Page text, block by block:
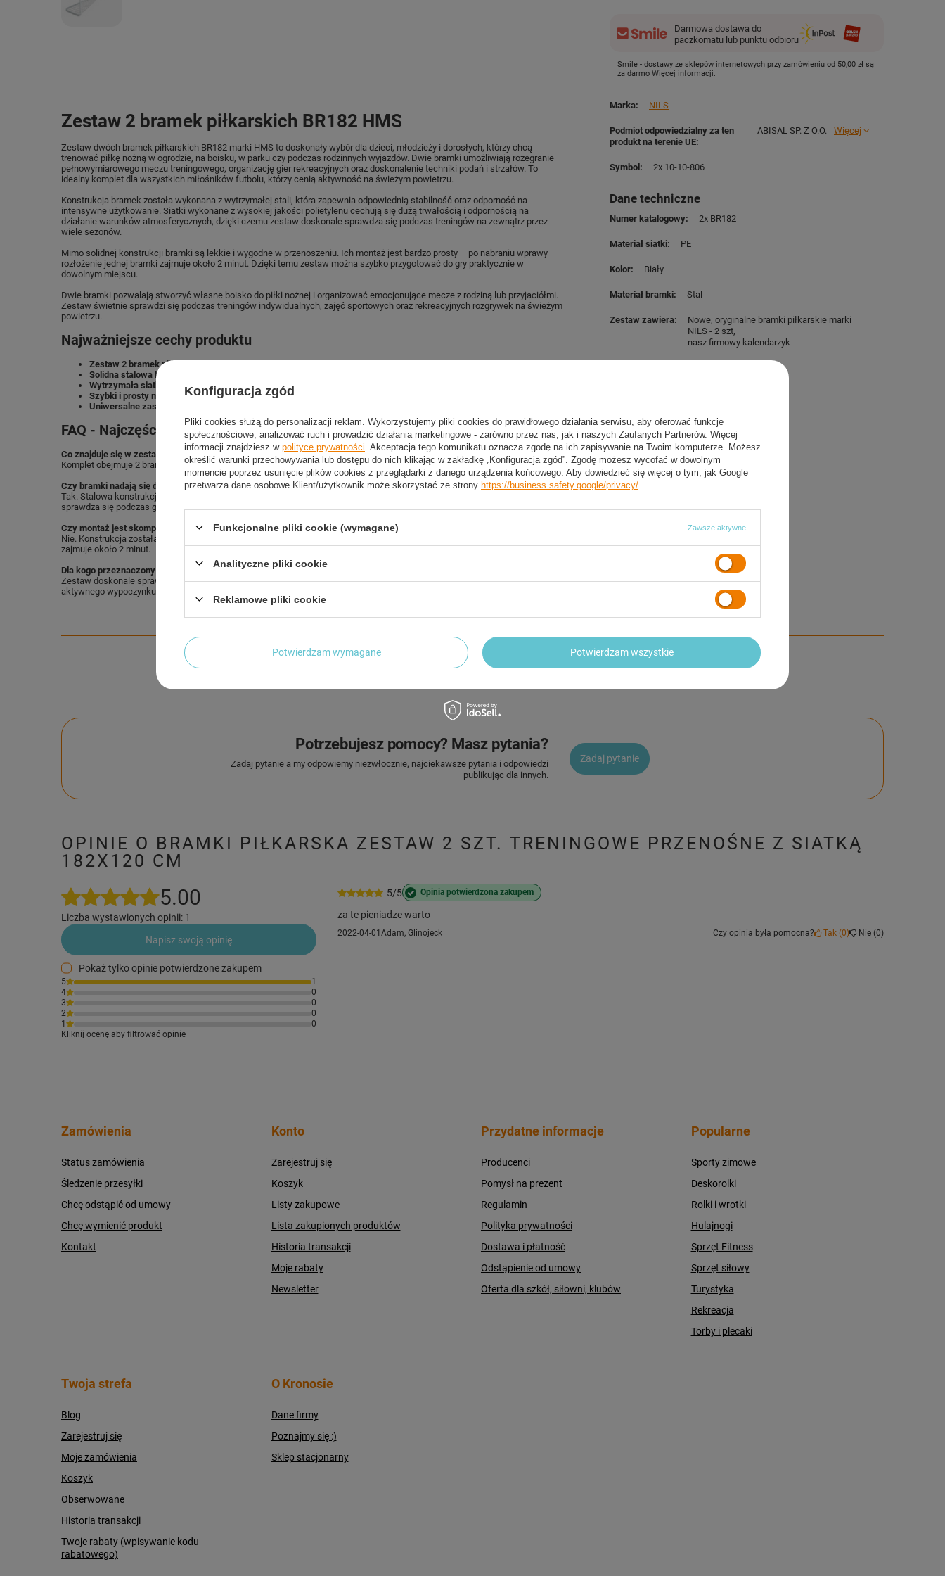
Darmowa dostawa do
paczkomatu lub punktu odbioru
Smile - dostawy ze sklepów internetowych przy zamówieniu od 50,00 zł są
za darmoWięcej informacji.
Zestaw 2 bramek piłkarskich BR182 HMS
Zestaw dwóch bramek piłkarskich BR182 marki HMS to doskonały wybór dla dzieci, młodzieży i dorosłych, którzy chcą
trenować piłkę nożną w ogrodzie, na boisku, w parku czy podczas rodzinnych wyjazdów. Dwie bramki umożliwiają rozegranie
pełnowymiarowego meczu treningowego, organizację gier rekreacyjnych oraz doskonalenie techniki podań i strzałów. To
idealny komplet dla wszystkich miłośników futbolu, którzy cenią aktywność na świeżym powietrzu.
Konstrukcja bramek została wykonana z wytrzymałej stali, która zapewnia odpowiednią stabilność oraz odporność na
intensywne użytkowanie. Siatki wykonane z wysokiej jakości polietylenu cechują się dużą trwałością i odpornością na
działanie warunków atmosferycznych, dzięki czemu zestaw doskonale sprawdza się podczas treningów na zewnątrz przez
wiele sezonów.
Mimo solidnej konstrukcji bramki są lekkie i wygodne w przenoszeniu. Ich montaż jest bardzo prosty – po nabraniu wprawy
rozłożenie jednej bramki zajmuje około 2 minut. Dzięki temu zestaw można szybko przygotować do gry praktycznie w
dowolnym miejscu.
Dwie bramki pozwalają stworzyć własne boisko do piłki nożnej i organizować emocjonujące mecze z rodziną lub przyjaciółmi.
Zestaw świetnie sprawdzi się podczas treningów indywidualnych, zajęć sportowych oraz rekreacyjnych rozgrywek na świeżym
powietrzu.
Najważniejsze cechy produktu
Zestaw 2 bramek piłkarskich
Solidna stalowa konstrukcja
Wytrzymała siatka z polietylenu
– odporna na intensywną eksploatację oraz zmienne warunki atmosferyczne.
Szybki i prosty montaż
– rozłożenie jednej bramki zajmuje około 2 minut.
Uniwersalne zastosowanie
FAQ - Najczęściej zadawane pytania
Co znajduje się w zestawie?
Komplet obejmuje 2 bramki piłkarskie BR182 HMS z wytrzymałymi siatkami.
Czy bramki nadają się do użytku na zewnątrz?
Tak. Stalowa konstrukcja oraz siatka z polietylenu są odporne na warunki atmosferyczne, dzięki czemu zestaw świetnie
sprawdza się podczas gry na świeżym powietrzu.
Czy montaż jest skomplikowany?
Nie. Konstrukcja została zaprojektowana tak, aby montaż był szybki i intuicyjny. Po nabraniu wprawy rozłożenie jednej bramki
zajmuje około 2 minut.
Dla kogo przeznaczony jest ten zestaw?
Zestaw doskonale sprawdzi się dla dzieci, młodzieży i dorosłych podczas treningów piłkarskich, rekreacyjnych meczów oraz
aktywnego wypoczynku na świeżym powietrzu.
Marka NILS
Podmiot odpowiedzialny za ten
produkt na terenie UE
ABISAL SP. Z O.O. Więcej
Symbol 2x 10-10-806
Dane techniczne
Numer katalogowy 2x BR182
Materiał siatki PE
Kolor Biały
Materiał bramki Stal
Zestaw zawiera
Nowe, oryginalne bramki piłkarskie marki
NILS - 2 szt
nasz firmowy kalendarzyk
Wysokość bramki 121 cm
Głębokość bramki 63 cm
2 LETNIA GWARANCJA PRODUCENTA
Potrzebujesz pomocy? Masz pytania?
Zadaj pytanie a my odpowiemy niezwłocznie, najciekawsze pytania i odpowiedzi
publikując dla innych.
Zadaj pytanie
OPINIE O BRAMKI PIŁKARSKA ZESTAW 2 SZT. TRENINGOWE PRZENOŚNE Z SIATKĄ
182X120 CM
5.00
Liczba wystawionych opinii: 1
Napisz swoją opinię
Pokaż tylko opinie potwierdzone zakupem
5
1
4
0
3
0
2
0
1
0
Kliknij ocenę aby filtrować opinie
5/5 Opinia potwierdzona zakupem
za te pieniadze warto
2022-04-01 Adam, Glinojeck Czy opinia była pomocna? Tak 0 Nie 0
Zamówienia
Status zamówienia
Śledzenie przesyłki
Chcę odstąpić od umowy
Chcę wymienić produkt
Kontakt
Konto
Zarejestruj się
Koszyk
Listy zakupowe
Lista zakupionych produktów
Historia transakcji
Moje rabaty
Newsletter
Przydatne informacje
Producenci
Pomysł na prezent
Regulamin
Polityka prywatności
Dostawa i płatność
Odstąpienie od umowy
Oferta dla szkół, siłowni, klubów
Popularne
Sporty zimowe
Deskorolki
Rolki i wrotki
Hulajnogi
Sprzęt Fitness
Sprzęt siłowy
Turystyka
Rekreacja
Torby i plecaki
Twoja strefa
Blog
Zarejestruj się
Moje zamówienia
Koszyk
Obserwowane
Historia transakcji
Twoje rabaty (wpisywanie kodu
rabatowego)
O Kronosie
Dane firmy
Poznajmy się :)
Sklep stacjonarny
Konfiguracja zgód
Pliki cookies służą do personalizacji reklam. Wykorzystujemy pliki cookies do prawidłowego działania serwisu, aby oferować funkcje
społecznościowe, analizować ruch i prowadzić działania marketingowe - zarówno przez nas, jak i naszych Zaufanych Partnerów. Więcej
informacji znajdziesz w polityce prywatności . Akceptacja tego komunikatu oznacza zgodę na ich zapisywanie na Twoim komputerze. Możesz
określić warunki przechowywania lub dostępu do nich klikając w zakładkę „Konfiguracja zgód”. Zgodę możesz wycofać w dowolnym
momencie poprzez usunięcie plików cookies z przeglądarki z danego urządzenia końcowego. Aby dowiedzieć się więcej o tym, jak Google
przetwarza dane osobowe Klient/użytkownik może skorzystać ze strony https://business.safety.google/privacy/
Funkcjonalne pliki cookie (wymagane) Zawsze aktywne
Analityczne pliki cookie
Reklamowe pliki cookie
Potwierdzam wymagane Potwierdzam wszystkie